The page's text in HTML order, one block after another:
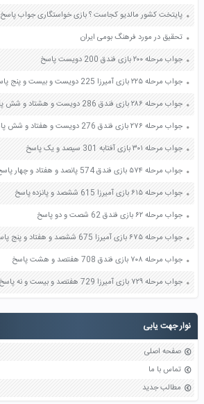
نوار جهت یابی
صفحه اصلی
تماس با ما
مطالب جدید
پایتخت کشور مالدیو کجاست ؟ بازی خواستگاری جواب پاسخ
تحقیق در مورد فرهنگ بومی ایران
جواب مرحله ۲۰۰ بازی فندق 200 دویست پاسخ
جواب مرحله ۲۲۵ بازی آمیرزا 225 دویست و بیست و پنج پاسخ
جواب مرحله ۲۸۶ بازی فندق 286 دویست و هشتاد و شش پاسخ
جواب مرحله ۲۷۶ بازی فندق 276 دویست و هفتاد و شش پاسخ
جواب مرحله ۳۰۱ بازی آفتابه 301 سیصد و یک پاسخ
جواب مرحله ۵۷۴ بازی فندق 574 پانصد و هفتاد و چهار پاسخ
جواب مرحله ۶۱۵ بازی آمیرزا 615 ششصد و پانزده پاسخ
جواب مرحله ۶۲ بازی فندق 62 شصت و دو پاسخ
جواب مرحله ۶۷۵ بازی آمیرزا 675 ششصد و هفتاد و پنج پاسخ
جواب مرحله ۷۰۸ بازی فندق 708 هفتصد و هشت پاسخ
جواب مرحله ۷۲۹ بازی آمیرزا 729 هفتصد و بیست و نه پاسخ